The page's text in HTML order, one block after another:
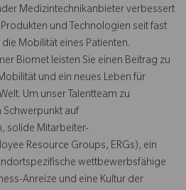
Medizintechnikanbieter verbessert
und Technologien seit fast
die Mobilität eines Patienten.
Biomet leisten Sie einen Beitrag zu
und ein neues Leben für
Um unser Talentteam zu
Schwerpunkt auf
solide Mitarbeiter-
Resource Groups, ERGs), ein
wettbewerbsfähige
Anreize und eine Kultur der